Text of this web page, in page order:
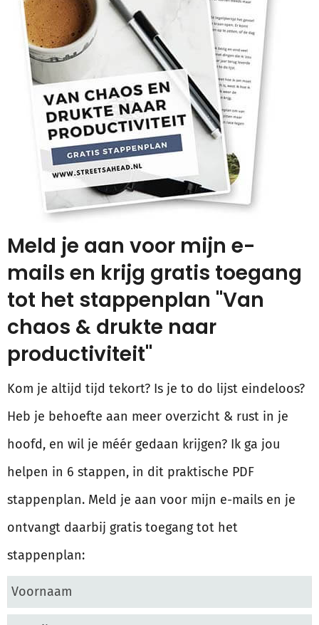
Meld je aan voor mijn e-
mails en krijg gratis toegang
tot het stappenplan "Van
chaos & drukte naar
productiviteit"
Kom je altijd tijd tekort? Is je to do lijst eindeloos?
Heb je behoefte aan meer overzicht & rust in je
hoofd, en wil je méér gedaan krijgen? Ik ga jou
helpen in 6 stappen, in dit praktische PDF
stappenplan. Meld je aan voor mijn e-mails en je
ontvangt daarbij gratis toegang tot het
stappenplan: